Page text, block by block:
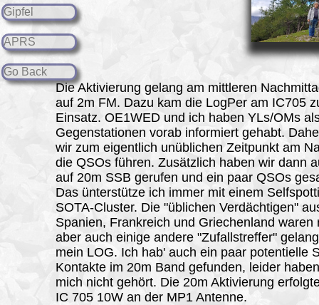
Gipfel
APRS
Go Back
Die Aktivierung gelang am mittleren
auf 2m FM. Dazu kam die LogPer am IC705
Einsatz. OE1WED und ich haben YLs/OMs
Gegenstationen vorab informiert gehabt.
wir zum eigentlich unüblichen Zeitpunkt am
die QSOs führen. Zusätzlich haben wir dann
auf 20m SSB gerufen und ein paar QSOs
Das ünterstütze ich immer mit einem
SOTA-Cluster. Die "üblichen Verdächtigen"
Spanien, Frankreich und Griechenland waren
aber auch einige andere "Zufallstreffer"
mein LOG. Ich hab' auch ein paar potentielle
Kontakte im 20m Band gefunden, leider
mich nicht gehört. Die 20m Aktivierung
IC 705 10W an der MP1 Antenne.